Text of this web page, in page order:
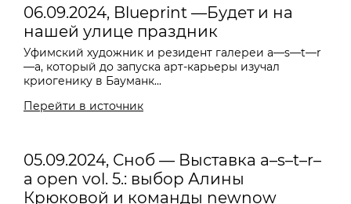
06.09.2024, Blueprint —Будет и на
нашей улице праздник
Уфимский художник и резидент галереи a—s—t—r
—a, который до запуска арт-карьеры изучал
криогенику в Бауманк...
Перейти в источник
05.09.2024, Сноб — Выставка a–s–t–r–
a open vol. 5.: выбор Алины
Крюковой и команды newnow